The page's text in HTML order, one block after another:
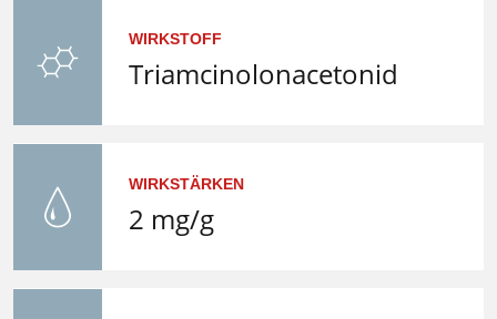
WIRKSTOFF
Triamcinolonacetonid
WIRKSTÄRKEN
2 mg/g